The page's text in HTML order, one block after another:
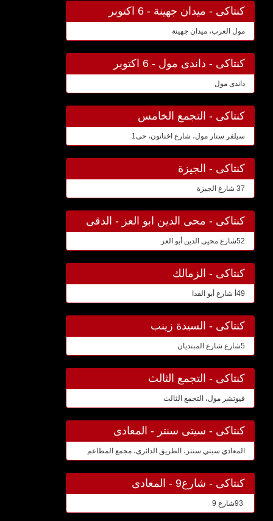
كنتاكى - ميدان جهينة - 6 اكتوبر
مول العرب، ميدان جهينة
كنتاكى - داندى مول - 6 اكتوبر
داندى مول
كنتاكى - التجمع الخامس
سيلفر ستار مول، شارع اخناتون، حى1
كنتاكى - الجيزة
37 شارع الجيزة
كنتاكى - محى الدين ابو العز - الدقى
52شارع محيى الدين أبو العز
كنتاكى - الزمالك
49أ شارع أبو الفدا
كنتاكى - السيدة زينب
5شارع شارع المبتديان
كنتاكى - التجمع الثالث
فيوتشر مول، التجمع الثالث
كنتاكى - سيتى سنتر - المعادى
المعادي سيتي سنتر، الطريق الدائرى، مجمع المطاعم
كنتاكى - شارع9 - المعادى